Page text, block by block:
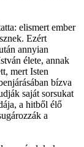
elismert ember
Ezért
annyian
élete, annak
mert Isten
bízva
saját sorsukat
a hitből élő
a